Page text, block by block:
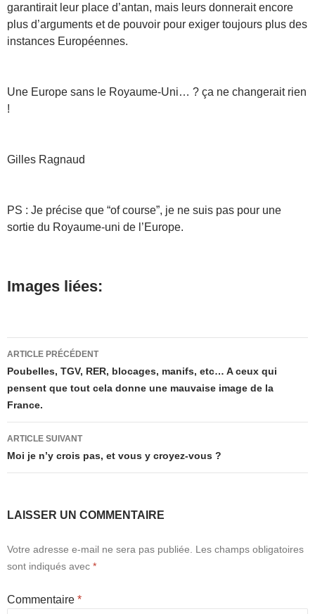
garantirait leur place d’antan, mais leurs donnerait encore
plus d’arguments et de pouvoir pour exiger toujours plus des
instances Européennes.
Une Europe sans le Royaume-Uni… ? ça ne changerait rien
!
Gilles Ragnaud
PS : Je précise que “of course”, je ne suis pas pour une
sortie du Royaume-uni de l’Europe.
Images liées:
Navigation
des
articles
ARTICLE PRÉCÉDENT
Poubelles, TGV, RER, blocages, manifs, etc… A ceux qui
pensent que tout cela donne une mauvaise image de la
France.
ARTICLE SUIVANT
Moi je n’y crois pas, et vous y croyez-vous ?
LAISSER UN COMMENTAIRE
Votre adresse e-mail ne sera pas publiée.
Les champs obligatoires
sont indiqués avec *
Commentaire *